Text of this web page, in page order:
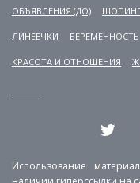
ОБЪЯВЛЕНИЯ (ДО)
ЛИНЕЕЧКИ БЕРЕМЕННОСТЬ
КРАСОТА И ОТНОШЕНИЯ
Использование